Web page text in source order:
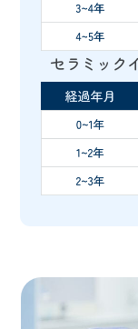
セラミック